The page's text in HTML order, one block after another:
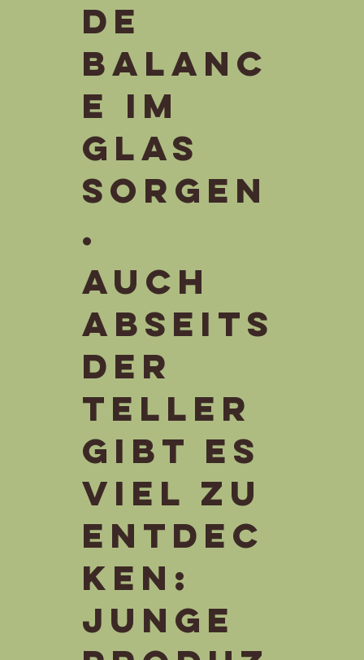
de
Balanc
e im
Glas
sorgen
.
Auch
abseits
der
Teller
gibt es
viel zu
entdec
ken:
Junge